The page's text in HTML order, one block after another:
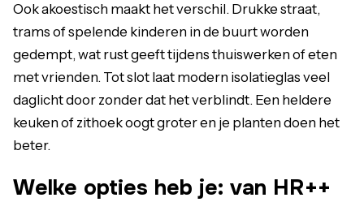
Ook akoestisch maakt het verschil. Drukke straat,
trams of spelende kinderen in de buurt worden
gedempt, wat rust geeft tijdens thuiswerken of eten
met vrienden. Tot slot laat modern isolatieglas veel
daglicht door zonder dat het verblindt. Een heldere
keuken of zithoek oogt groter en je planten doen het
beter.
Welke opties heb je: van HR++